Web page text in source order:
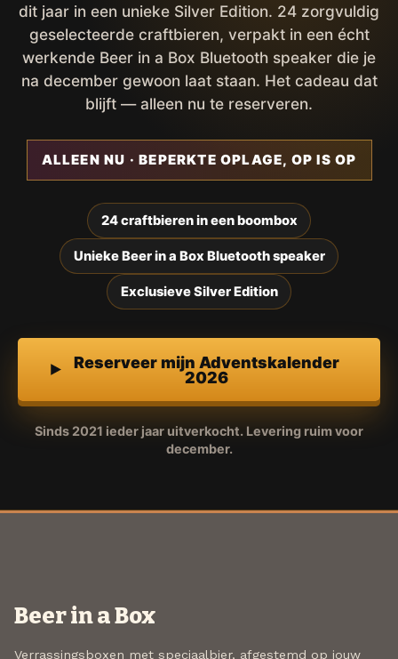
dit jaar in een unieke Silver Edition. 24 zorgvuldig
geselecteerde craftbieren, verpakt in een écht
werkende Beer in a Box Bluetooth speaker die je
na december gewoon laat staan. Het cadeau dat
blijft — alleen nu te reserveren.
ALLEEN NU · BEPERKTE OPLAGE, OP IS OP
24 craftbieren in een boombox
Unieke Beer in a Box Bluetooth speaker
Exclusieve Silver Edition
Reserveer mijn Adventskalender
2026
Sinds 2021 ieder jaar uitverkocht. Levering ruim voor
december.
Beer in a Box
Verrassingsboxen met speciaalbier, afgestemd op jouw